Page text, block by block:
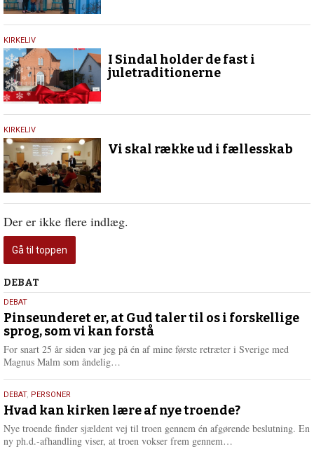
16.
december
2023
KIRKELIV
I Sindal holder de fast i
juletraditionerne
17.
november
2021
KIRKELIV
Vi skal række ud i fællesskab
Der er ikke flere indlæg.
Gå til toppen
Debat
DEBAT
5.
august
2026
DEBAT
Pinseunderet er, at Gud taler til os i forskellige
sprog, som vi kan forstå
For snart 25 år siden var jeg på én af mine første retræter i Sverige med
Magnus Malm som åndelig…
e
r
e
25.
juli
2026
DEBAT, PERSONER
Hvad kan kirken lære af nye troende?
Nye troende finder sjældent vej til troen gennem én afgørende beslutning. En
ny ph.d.-afhandling viser, at troen vokser frem gennem…